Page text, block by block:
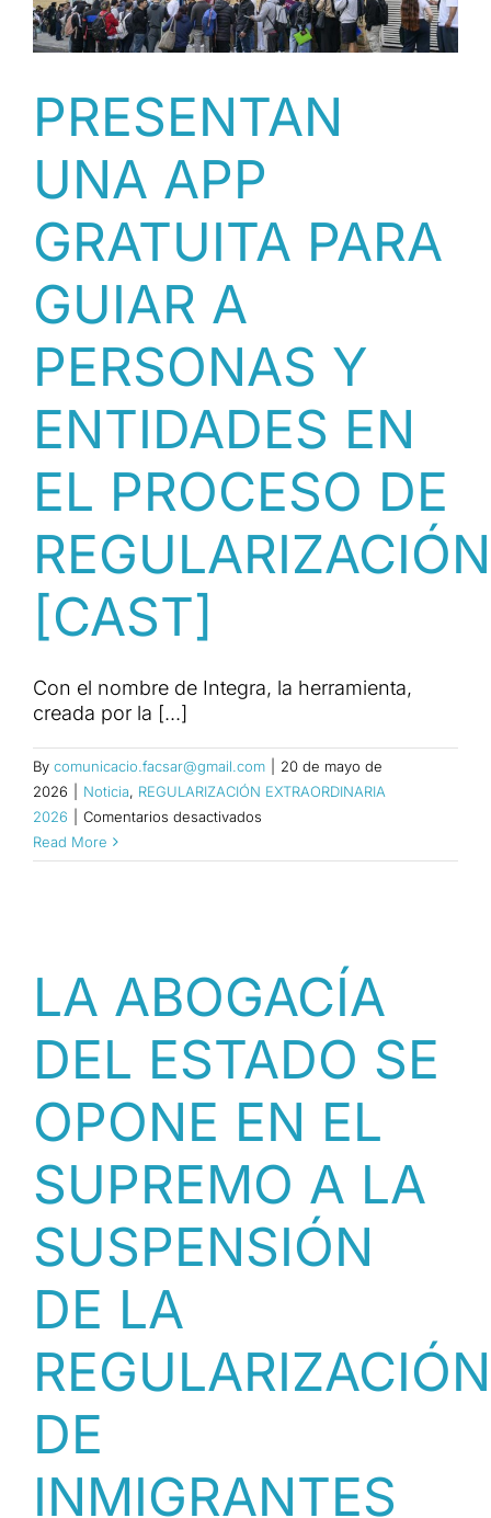
PRESENTAN
UNA APP
GRATUITA PARA
GUIAR A
PERSONAS Y
ENTIDADES EN
EL PROCESO DE
REGULARIZACIÓN
[CAST]
Con el nombre de Integra, la herramienta,
creada por la [...]
By comunicacio.facsar@gmail.com
20 de mayo de
2026
Noticia, REGULARIZACIÓN EXTRAORDINARIA
2026
Comentarios desactivados
UNA
PERSONAS
Y
ENTIDADES
EL
PROCESO
DE
REGULARIZACIÓN
Read More
LA ABOGACÍA
DEL ESTADO SE
OPONE EN EL
SUPREMO A LA
SUSPENSIÓN
DE LA
REGULARIZACIÓN
DE
INMIGRANTES